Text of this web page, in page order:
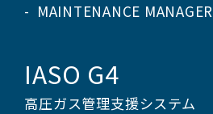
MAINTENANCE MANAGER
IASO G4
高圧ガス管理支援システム